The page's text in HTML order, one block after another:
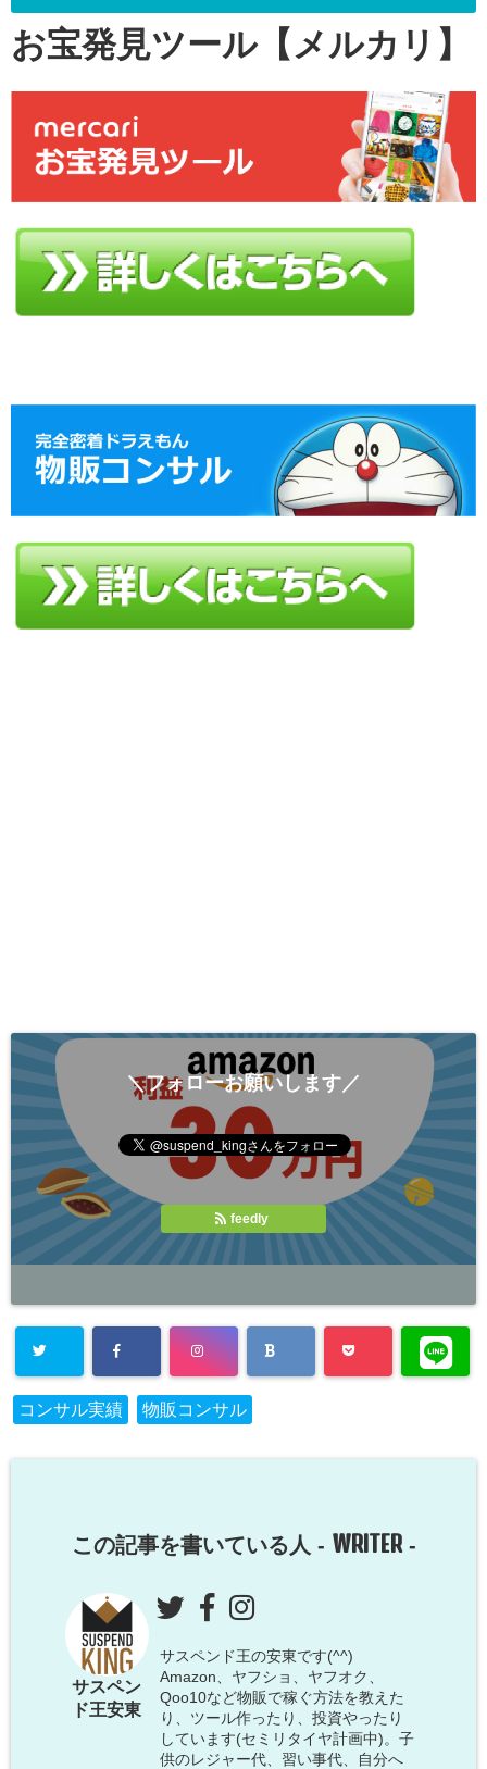
お宝発見ツール【メルカリ】
＼フォローお願いします／
feedly
コンサル実績 物販コンサル
この記事を書いている人 - WRITER-
サスペン
ド王安東
サスペンド王の安東です(^^)
Amazon、ヤフショ、ヤフオク、
Qoo10など物販で稼ぐ方法を教えた
り、ツール作ったり、投資やったり
しています(セミリタイヤ計画中)。子
供のレジャー代、習い事代、自分へ